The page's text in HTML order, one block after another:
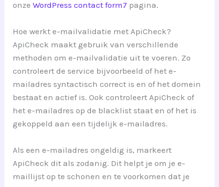
onzeWordPress contact form7 pagina.
Hoe werkt e-mailvalidatie met ApiCheck?
ApiCheck maakt gebruik van verschillende
methoden om e-mailvalidatie uit te voeren. Zo
controleert de service bijvoorbeeld of het e-
mailadres syntactisch correct is en of het domein
bestaat en actief is. Ook controleert ApiCheck of
het e-mailadres op de blacklist staat en of het is
gekoppeld aan een tijdelijk e-mailadres.
Als een e-mailadres ongeldig is, markeert
ApiCheck dit als zodanig. Dit helpt je om je e-
maillijst op te schonen en te voorkomen dat je